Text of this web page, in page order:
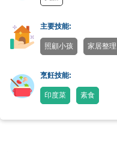
主要技能:
照顧小孩 家居整理
烹飪技能:
印度菜 素食